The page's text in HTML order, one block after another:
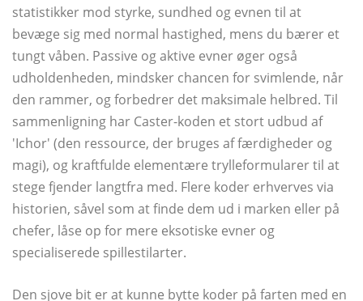
statistikker mod styrke, sundhed og evnen til at
bevæge sig med normal hastighed, mens du bærer et
tungt våben. Passive og aktive evner øger også
udholdenheden, mindsker chancen for svimlende, når
den rammer, og forbedrer det maksimale helbred. Til
sammenligning har Caster-koden et stort udbud af
'Ichor' (den ressource, der bruges af færdigheder og
magi), og kraftfulde elementære trylleformularer til at
stege fjender langtfra med. Flere koder erhverves via
historien, såvel som at finde dem ud i marken eller på
chefer, låse op for mere eksotiske evner og
specialiserede spillestilarter.
Den sjove bit er at kunne bytte koder på farten med en